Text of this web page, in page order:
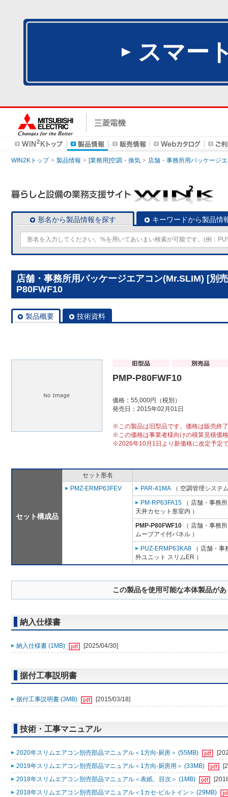
スマー
WIN2Kトップ 製品情報 [業務用]空調・換気 店舗・事務所用パッケージ
形名から製品情報を探す キーワードから製品情
店舗・事務所用パッケージエアコン(Mr.SLIM) [別
P80FWF10
製品概要 技術資料
PMP-P80FWF10
価格：55,000円（税別）
発売日：2015年02月01日
※この製品は旧型品です。価格は販売終
※この価格は事業者様向けの積算見積価
※2026年10月1日より新価格に改定予定
セット構成品
セット形名
PMZ-ERMP63FEV
PAR-41MA （ 空調管理システ
PM-RP63FA15 （ 店舗・事務
天井カセット形室内 ）
PMP-P80FWF10 （ 店舗・事務
ムーブアイ付パネル ）
PUZ-ERMP63KA8 （ 店舗・
外ユニット スリムER ）
この製品を使用可能な本体製品が
納入仕様書
納入仕様書 (1MB) [2025/04/30]
据付工事説明書
据付工事説明書 (3MB) [2015/03/18]
技術・工事マニュアル
2020年スリムエアコン別売部品マニュアル＜1方向-厨房＞ (55MB)
2019年スリムエアコン別売部品マニュアル＜1方向-厨房用＞ (33MB)
2018年スリムエアコン別売部品マニュアル＜表紙、目次＞ (1MB)
2018年スリムエアコン別売部品マニュアル＜1カセ-ビルトイン＞ (29MB)